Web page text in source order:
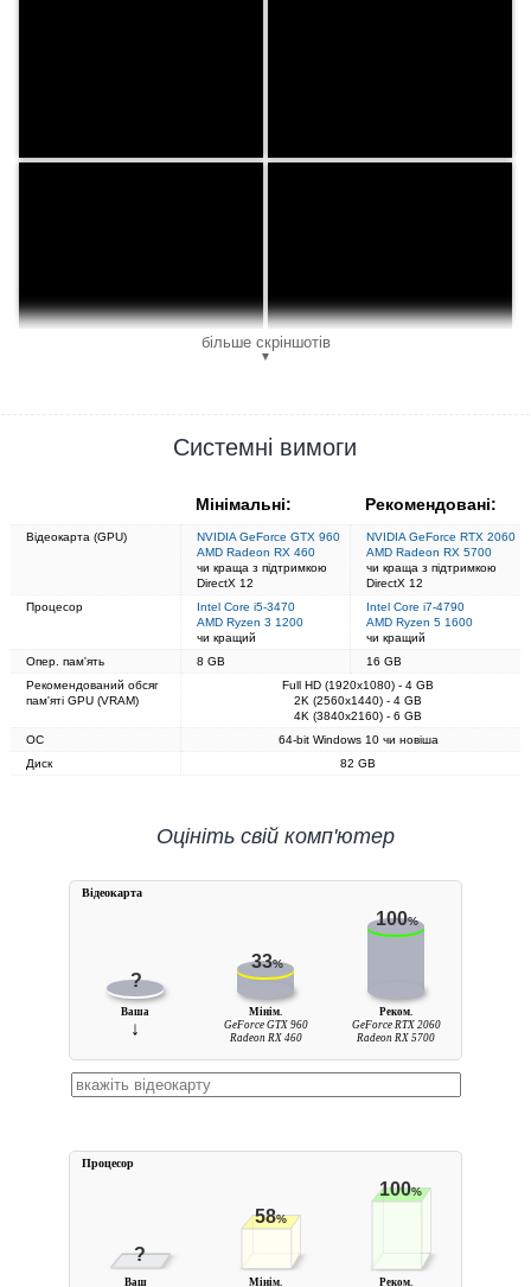
більше скріншотів
▼
Системні вимоги
Мінімальні: Рекомендовані:
Відеокарта (GPU)
NVIDIA GeForce GTX 960
AMD Radeon RX 460
чи краща з підтримкою
DirectX 12
NVIDIA GeForce RTX 2060
AMD Radeon RX 5700
чи краща з підтримкою
DirectX 12
Процесор
Intel Core i5-3470
AMD Ryzen 3 1200
чи кращий
Intel Core i7-4790
AMD Ryzen 5 1600
чи кращий
Опер. пам'ять
8 GB
16 GB
Рекомендований обсяг
пам'яті GPU (VRAM)
Full HD (1920x1080) - 4 GB
2K (2560x1440) - 4 GB
4K (3840x2160) - 6 GB
ОС
64-bit Windows 10 чи новіша
Диск
82 GB
Оцініть свій комп'ютер
?
33%
100%
Ваша
↓
Мінім.
GeForce GTX 960
Radeon RX 460
Реком.
GeForce RTX 2060
Radeon RX 5700
Вiдеокарта
?
58%
100%
Ваш Мінім. Реком.
Процесор